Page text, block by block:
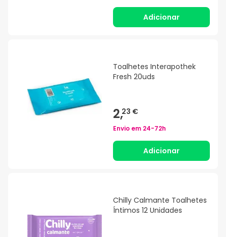
Adicionar
Toalhetes Interapothek
Fresh 20uds
2,23 €
Envio em 24-72h
Adicionar
Chilly Calmante Toalhetes
Íntimos 12 Unidades